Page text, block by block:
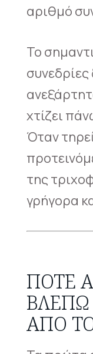
αριθμό
Το
συνεδρίες
χτίζει
Όταν
της
γρήγορα
ΠΌΤΕ
ΑΠΌ